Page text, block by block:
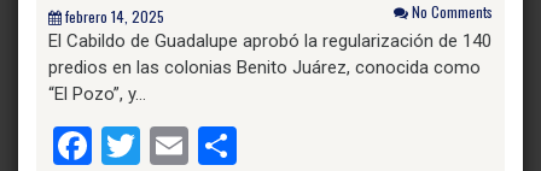
febrero 14, 2025 No Comments
El Cabildo de Guadalupe aprobó la regularización de 140
predios en las colonias Benito Juárez, conocida como
“El Pozo”, y…
Facebook
Twitter
Email